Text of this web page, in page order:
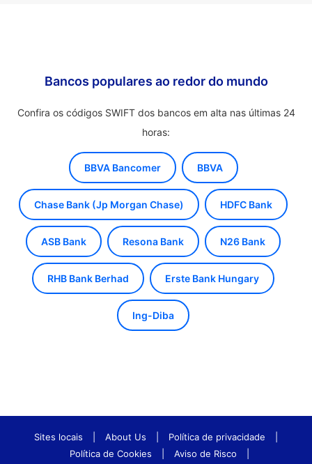
Bancos populares ao redor do mundo
Confira os códigos SWIFT dos bancos em alta nas últimas 24
horas:
BBVA Bancomer BBVA
Chase Bank (Jp Morgan Chase) HDFC Bank
ASB Bank Resona Bank N26 Bank
RHB Bank Berhad Erste Bank Hungary
Ing-Diba
Sites locais About Us Política de privacidade
Política de Cookies
Aviso de Risco